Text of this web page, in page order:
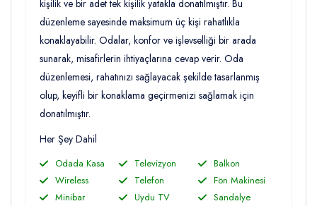
kişilik ve bir adet tek kişilik yatakla donatılmıştır. Bu
düzenleme sayesinde maksimum üç kişi rahatlıkla
konaklayabilir. Odalar, konfor ve işlevselliği bir arada
sunarak, misafirlerin ihtiyaçlarına cevap verir. Oda
düzenlemesi, rahatınızı sağlayacak şekilde tasarlanmış
olup, keyifli bir konaklama geçirmenizi sağlamak için
donatılmıştır.
Her Şey Dahil
Odada Kasa Televizyon
Balkon
Wireless
Telefon
Fön Makinesi
Minibar
Uydu TV
Sandalye